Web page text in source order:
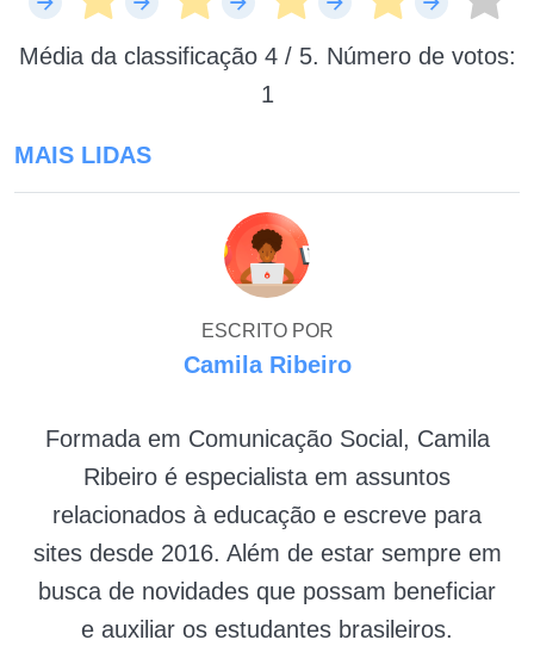
Média da classificação 4/ 5. Número de votos:
1
MAIS LIDAS
ESCRITO POR
Camila Ribeiro
Formada em Comunicação Social, Camila
Ribeiro é especialista em assuntos
relacionados à educação e escreve para
sites desde 2016. Além de estar sempre em
busca de novidades que possam beneficiar
e auxiliar os estudantes brasileiros.